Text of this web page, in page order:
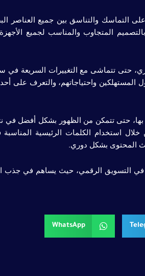
والتناسق بين جميع العناصر
المتجاوب والمناسب لجميع
حتى تتماشى مع التغييرات السريعة في
واحتياجاتهم، والتعرف على
حتى تتمكن من الظهور بشكل أفضل في
استخدام الكلمات الرئيسية
المحتوى بشكل دوري.
في التسويق الرقمي، حيث يساهم في جذب
WhatsApp